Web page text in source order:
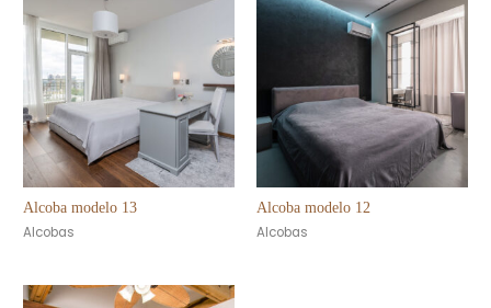
Alcoba modelo 13
Alcobas
Alcoba modelo 12
Alcobas